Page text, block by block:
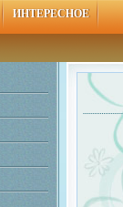
ИНТЕРЕСНОЕ